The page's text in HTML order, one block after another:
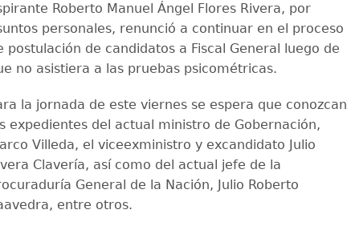
Roberto Manuel Ángel Flores Rivera, por
personales, renunció a continuar en el proceso
postulación de candidatos a Fiscal General luego de
no asistiera a las pruebas psicométricas.
la jornada de este viernes se espera que conozcan
expedientes del actual ministro de Gobernación,
Villeda, el viceexministro y excandidato Julio
Clavería, así como del actual jefe de la
General de la Nación, Julio Roberto
entre otros.